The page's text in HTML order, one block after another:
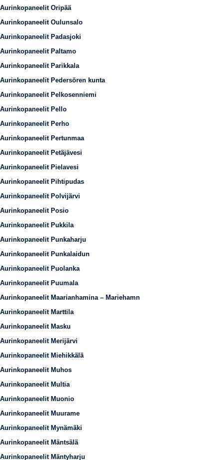
Aurinkopaneelit Oripää
Aurinkopaneelit Oulunsalo
Aurinkopaneelit Padasjoki
Aurinkopaneelit Paltamo
Aurinkopaneelit Parikkala
Aurinkopaneelit Pedersören kunta
Aurinkopaneelit Pelkosenniemi
Aurinkopaneelit Pello
Aurinkopaneelit Perho
Aurinkopaneelit Pertunmaa
Aurinkopaneelit Petäjävesi
Aurinkopaneelit Pielavesi
Aurinkopaneelit Pihtipudas
Aurinkopaneelit Polvijärvi
Aurinkopaneelit Posio
Aurinkopaneelit Pukkila
Aurinkopaneelit Punkaharju
Aurinkopaneelit Punkalaidun
Aurinkopaneelit Puolanka
Aurinkopaneelit Puumala
Aurinkopaneelit Maarianhamina – Mariehamn
Aurinkopaneelit Marttila
Aurinkopaneelit Masku
Aurinkopaneelit Merijärvi
Aurinkopaneelit Miehikkälä
Aurinkopaneelit Muhos
Aurinkopaneelit Multia
Aurinkopaneelit Muonio
Aurinkopaneelit Muurame
Aurinkopaneelit Mynämäki
Aurinkopaneelit Mäntsälä
Aurinkopaneelit Mäntyharju